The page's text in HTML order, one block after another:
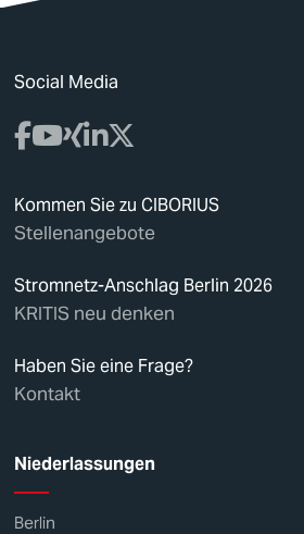
Social Media
Kommen Sie zu CIBORIUS
Stellenangebote
Stromnetz-Anschlag Berlin 2026
KRITIS neu denken
Haben Sie eine Frage?
Kontakt
Niederlassungen
Berlin